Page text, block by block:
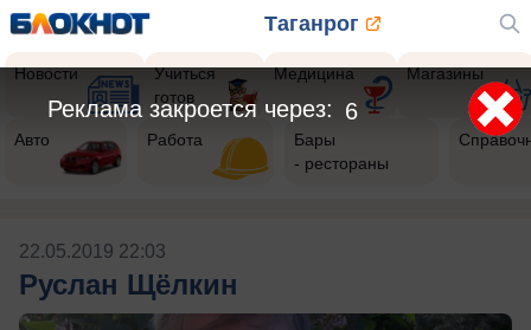
Таганрог
Новости
Учиться
готов
Медицина Магазины
Авто Работа
Бары
- рестораны
22.05.2019 22:03
Руслан Щёлкин
6
Реклама закроется через: